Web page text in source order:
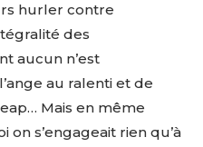
hurler contre
des
aucun n’est
au ralenti et de
Mais en même
on s’engageait rien qu’à